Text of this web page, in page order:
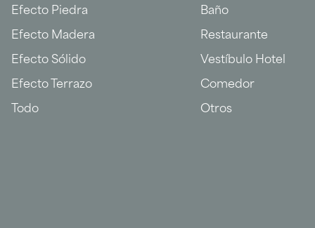
Efecto Piedra
Efecto Madera
Efecto Sólido
Efecto Terrazo
Todo
Baño
Restaurante
Vestíbulo Hotel
Comedor
Otros